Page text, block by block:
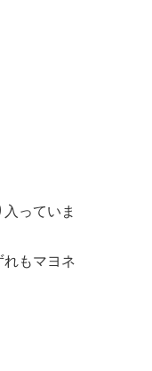
っていま
もマヨネ